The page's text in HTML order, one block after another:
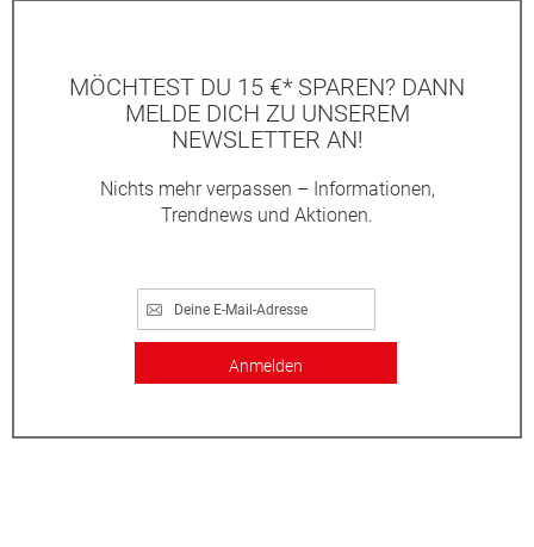
MÖCHTEST DU 15 €* SPAREN? DANN
MELDE DICH ZU UNSEREM
NEWSLETTER AN!
Nichts mehr verpassen – Informationen,
Trendnews und Aktionen.
Anmelden